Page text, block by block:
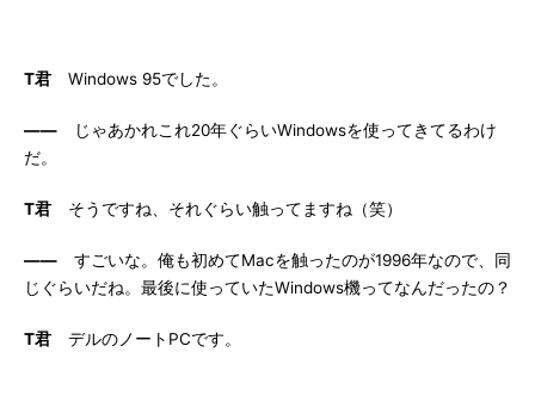
T君 Windows 95でした。
―― じゃあかれこれ20年ぐらいWindowsを使ってきてるわけ
だ。
T君 そうですね、それぐらい触ってますね（笑）
―― すごいな。俺も初めてMacを触ったのが1996年なので、同
じぐらいだね。最後に使っていたWindows機ってなんだったの？
T君 デルのノートPCです。